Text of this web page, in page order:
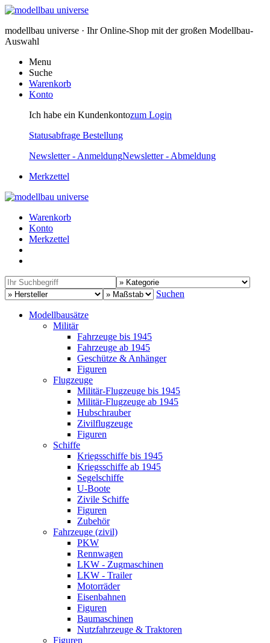
modellbau universe · Ihr Online-Shop mit der großen Modellbau-
Auswahl
Menu
Suche
Warenkorb
Konto
Ich habe ein Kundenkontozum Login
Statusabfrage Bestellung
Newsletter - AnmeldungNewsletter - Abmeldung
Merkzettel
Warenkorb
Konto
Merkzettel
Suchen
Modellbausätze
Militär
Fahrzeuge bis 1945
Fahrzeuge ab 1945
Geschütze & Anhänger
Figuren
Flugzeuge
Militär-Flugzeuge bis 1945
Militär-Flugzeuge ab 1945
Hubschrauber
Zivilflugzeuge
Figuren
Schiffe
Kriegsschiffe bis 1945
Kriegsschiffe ab 1945
Segelschiffe
U-Boote
Zivile Schiffe
Figuren
Zubehör
Fahrzeuge (zivil)
PKW
Rennwagen
LKW - Zugmaschinen
LKW - Trailer
Motorräder
Eisenbahnen
Figuren
Baumaschinen
Nutzfahrzeuge & Traktoren
Figuren